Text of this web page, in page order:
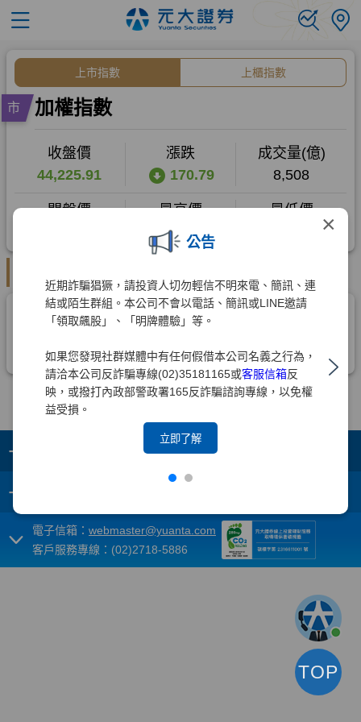
×
公告
近期詐騙猖獗，請投資人切勿輕信不明來電、簡訊、連
結或陌生群組。本公司不會以電話、簡訊或LINE邀請
「領取飆股」、「明牌體驗」等。
如果您發現社群媒體中有任何假借本公司名義之行為，
請洽本公司反詐騙專線(02)35181165或客服信箱反
映，或撥打內政部警政署165反詐騙諮詢專線，以免權
益受損。
立即了解
+
+
電子信箱： webmaster@yuanta.com
客戶服務專線：(02)2718-5886
TOP